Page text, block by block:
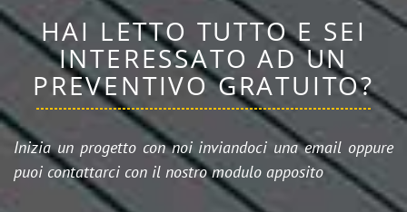
HAI LETTO TUTTO E SEI
INTERESSATO AD UN
PREVENTIVO GRATUITO?
Inizia un progetto con noi inviandoci una email oppure
puoi contattarci con il nostro modulo apposito